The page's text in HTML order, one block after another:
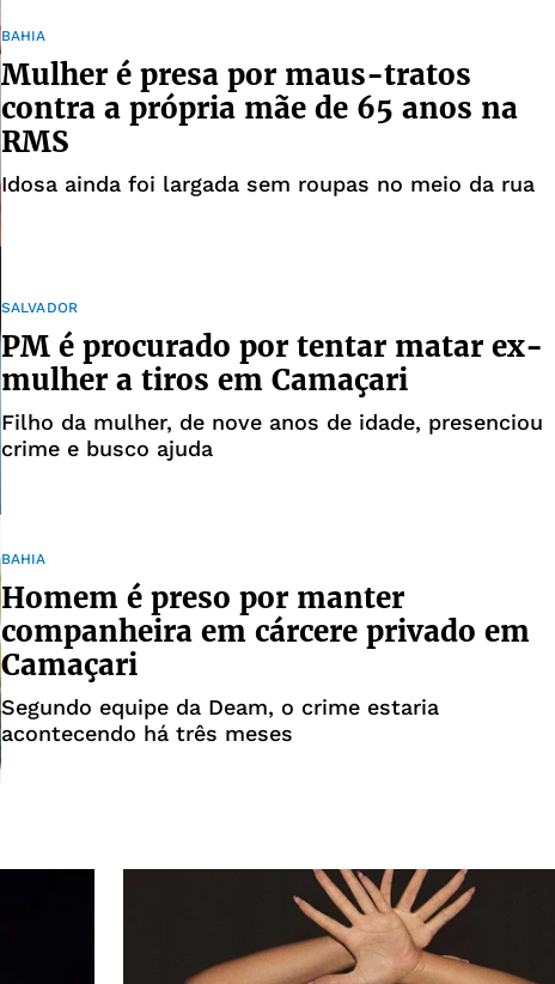
BAHIA
Mulher é presa por maus-tratos
contra a própria mãe de 65 anos na
RMS
Idosa ainda foi largada sem roupas no meio da rua
SALVADOR
PM é procurado por tentar matar ex-
mulher a tiros em Camaçari
Filho da mulher, de nove anos de idade, presenciou
crime e busco ajuda
BAHIA
Homem é preso por manter
companheira em cárcere privado em
Camaçari
Segundo equipe da Deam, o crime estaria
acontecendo há três meses